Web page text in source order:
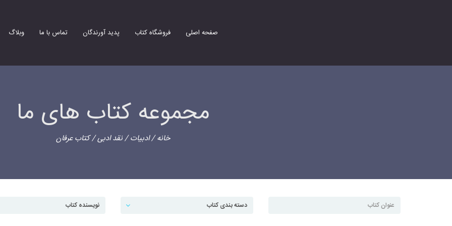
صفحه اصلی فروشگاه کتاب پدید آورندگان تماس با ما وبلاگ
مجموعه کتاب های ما
خانه/ادبیات/نقد ادبی/ کتاب عرفان